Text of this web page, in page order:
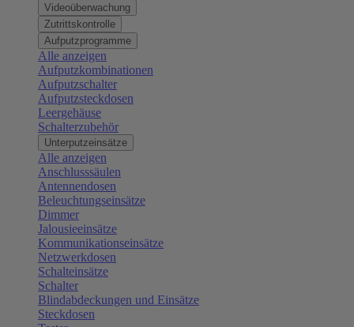
Videoüberwachung
Zutrittskontrolle
Aufputzprogramme
Alle anzeigen
Aufputzkombinationen
Aufputzschalter
Aufputzsteckdosen
Leergehäuse
Schalterzubehör
Unterputzeinsätze
Alle anzeigen
Anschlusssäulen
Antennendosen
Beleuchtungseinsätze
Dimmer
Jalousieeinsätze
Kommunikationseinsätze
Netzwerkdosen
Schalteinsätze
Schalter
Blindabdeckungen und Einsätze
Steckdosen